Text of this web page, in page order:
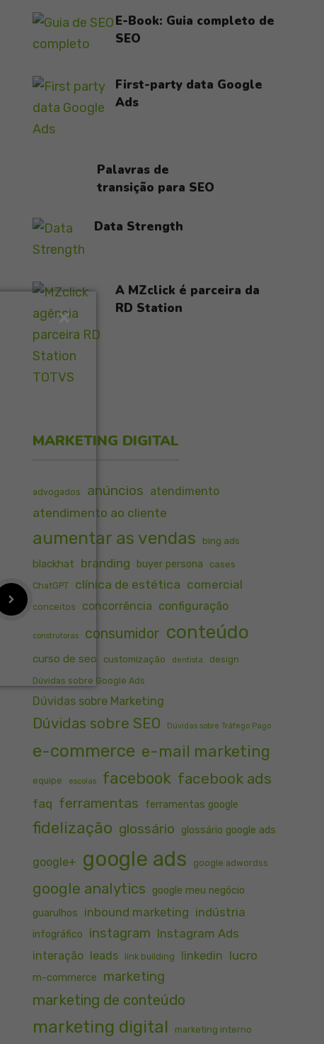
E-Book: Guia completo de
SEO
First-party data Google
Ads
Palavras de
transição para SEO
Data Strength
A MZclick é parceira da
RD Station
MARKETING DIGITAL
advogados anúncios atendimento
atendimento ao cliente
aumentar as vendas bing ads
blackhat branding buyer persona cases
ChatGPT clínica de estética comercial
conceitos concorrência configuração
construtoras consumidor conteúdo
curso de seo customização dentista
design
Dúvidas sobre Google Ads
Dúvidas sobre Marketing
Dúvidas sobre SEO Dúvidas sobre Tráfego Pago
e-commerce e-mail marketing
equipe escolas facebook facebook ads
faq ferramentas ferramentas google
fidelização glossário glossário google ads
google+ google ads google adwordss
google analytics
google meu negócio
guarulhos
inbound marketing indústria
infográfico instagram Instagram Ads
interação leads link building linkedin lucro
m-commerce marketing
marketing de conteúdo
marketing digital marketing interno